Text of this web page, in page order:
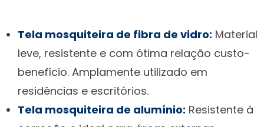
Tela mosquiteira de fibra de vidro: Material
leve, resistente e com ótima relação custo-
benefício. Amplamente utilizado em
residências e escritórios.
Tela mosquiteira de alumínio: Resistente à